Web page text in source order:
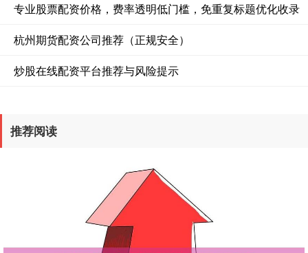
专业股票配资价格，费率透明低门槛，免重复标题优化收录
杭州期货配资公司推荐（正规安全）
炒股在线配资平台推荐与风险提示
推荐阅读